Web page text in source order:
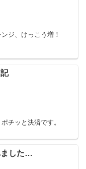
ジ、けっこう増！
チッと決済です。
ました…